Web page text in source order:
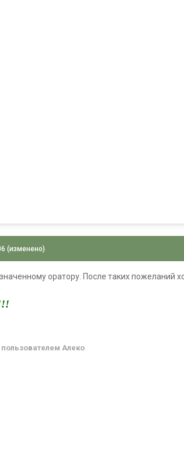
(изменено)
оратору. После таких пожеланий
пользователем Алеко